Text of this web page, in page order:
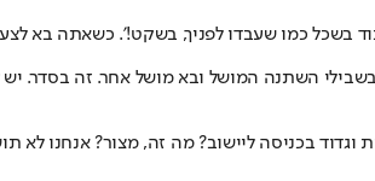
בשכל כמו שעבדו לפניך, בשקט!'. כשאתה בא
השתנה המושל ובא מושל אחר. זה בסדר. יש
אותם, למה אתם שמים בטונדות וגדוד בכניסה ליישוב? מה זה, מצור?